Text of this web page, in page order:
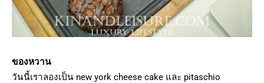
ของหวาน
วันนี้เราลองเป็น new york cheese cake และ pitaschio